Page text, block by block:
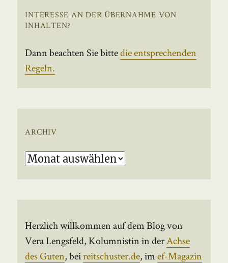
INTERESSE AN DER ÜBERNAHME VON
INHALTEN?
Dann beachten Sie bittedie entsprechenden
Regeln.
ARCHIV
Archiv
Herzlich willkommen auf dem Blog von
Vera Lengsfeld, Kolumnistin in derAchse
des Guten, beireitschuster.de, imef-Magazin